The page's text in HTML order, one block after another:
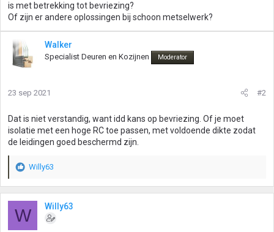
is met betrekking tot bevriezing?
Of zijn er andere oplossingen bij schoon metselwerk?
Walker
Specialist Deuren en Kozijnen Moderator
23 sep 2021 #2
Dat is niet verstandig, want idd kans op bevriezing. Of je moet
isolatie met een hoge RC toe passen, met voldoende dikte zodat
de leidingen goed beschermd zijn.
W
a
d
Willy63
W Willy63